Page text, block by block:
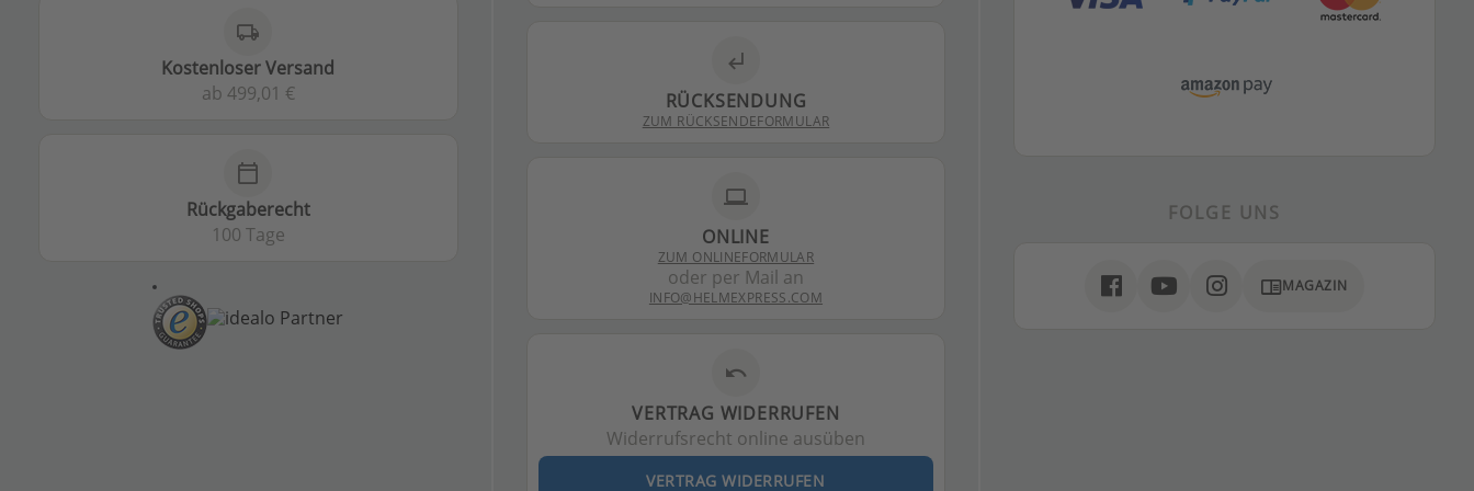
local_shipping
Kostenloser Versand
ab 499,01 €
calendar_today
Rückgaberecht
100 Tage
subdirectory_arrow_left
RÜCKSENDUNG
ZUM RÜCKSENDEFORMULAR
laptop
ONLINE
ZUM ONLINEFORMULAR
oder per Mail an
INFO@HELMEXPRESS.COM
undo
VERTRAG WIDERRUFEN
Widerrufsrecht online ausüben
VERTRAG WIDERRUFEN
FOLGE UNS
chrome_reader_modeMAGAZIN